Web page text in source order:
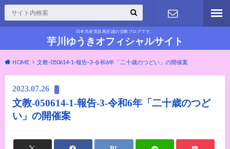
日本共産党目黒区議の活動ブログです。
芋川ゆうきオフィシャルサイト
お問い合わ
せ
HOME 文教-050614-1-報告-3-令和6年「二十歳のつどい」の開催案
2023.07.26
文教-050614-1-報告-3-令和6年「二十歳のつど
い」の開催案